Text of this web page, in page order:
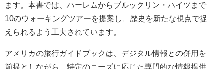
ます。本書では、ハーレムからブルックリン・ハイツまで
10のウォーキングツアーを提案し、歴史を新たな視点で捉
えられるよう工夫されています。
アメリカの旅行ガイドブックは、デジタル情報との併用を
前提としながら、特定のニーズに応じた専門的な情報提供